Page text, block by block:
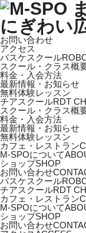
お問い合わせ
アクセス
バスケスクール
スクール・クラス概
料金・入会方法
最新情報・お知らせ
無料体験レッスン
チアスクールRDT
スクール・クラス概
料金・入会方法
最新情報・お知らせ
無料体験レッスン
カフェ・レストラン
M-SPOについて
ショップSHOP
お問い合わせ
バスケスクール
チアスクールRDT
カフェ・レストラン
M-SPOについて
ショップSHOP
お問い合わせ